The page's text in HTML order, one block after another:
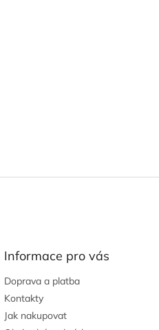
Informace pro vás
Doprava a platba
Kontakty
Jak nakupovat